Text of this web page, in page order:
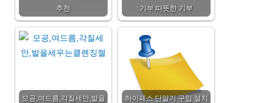
추천
기부 따뜻한 기부
모공,여드름,각질세안,발을
하이패스 단말기 구입 설치